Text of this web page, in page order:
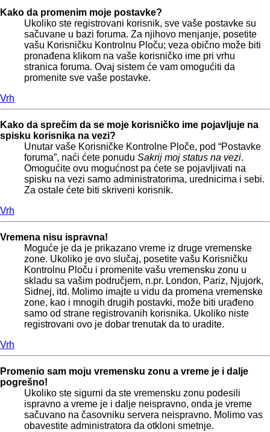
Kako da promenim moje postavke?
Ukoliko ste registrovani korisnik, sve vaše postavke su
sačuvane u bazi foruma. Za njihovo menjanje, posetite
vašu Korisničku Kontrolnu Ploču; veza obično može biti
pronađena klikom na vaše korisničko ime pri vrhu
stranica foruma. Ovaj sistem će vam omogućiti da
promenite sve vaše postavke.
Vrh
Kako da sprečim da se moje korisničko ime pojavljuje na
spisku korisnika na vezi?
Unutar vaše Korisničke Kontrolne Ploče, pod “Postavke
foruma”, naći ćete ponudu Sakrij moj status na vezi.
Omogućite ovu mogućnost pa ćete se pojavljivati na
spisku na vezi samo administratorima, urednicima i sebi.
Za ostale ćete biti skriveni korisnik.
Vrh
Vremena nisu ispravna!
Moguće je da je prikazano vreme iz druge vremenske
zone. Ukoliko je ovo slučaj, posetite vašu Korisničku
Kontrolnu Ploču i promenite vašu vremensku zonu u
skladu sa vašim područjem, n.pr. London, Pariz, Njujork,
Sidnej, itd. Molimo imajte u vidu da promena vremenske
zone, kao i mnogih drugih postavki, može biti urađeno
samo od strane registrovanih korisnika. Ukoliko niste
registrovani ovo je dobar trenutak da to uradite.
Vrh
Promenio sam moju vremensku zonu a vreme je i dalje
pogrešno!
Ukoliko ste sigurni da ste vremensku zonu podesili
ispravno a vreme je i dalje neispravno, onda je vreme
sačuvano na časovniku servera neispravno. Molimo vas
obavestite administratora da otkloni smetnje.